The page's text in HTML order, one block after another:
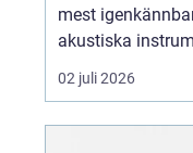
mest
akustiska
Norden. Med sin
kombination av
02 juli 2026